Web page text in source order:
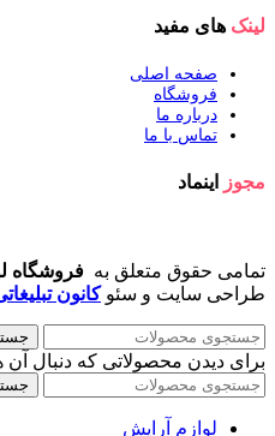
لینک های مفید
صفحه اصلی
فروشگاه
درباره ما
تماس با ما
مجوز اینماد
تمامی حقوق متعلق به فروشگاه
طراحی سایت و سئوکانون
برای دیدن محصولاتی که دنبال آن
لوازم آرایش